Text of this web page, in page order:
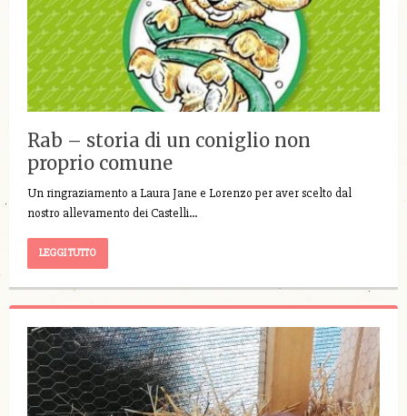
Rab – storia di un coniglio non
proprio comune
Un ringraziamento a Laura Jane e Lorenzo per aver scelto dal
nostro allevamento dei Castelli…
LEGGI TUTTO